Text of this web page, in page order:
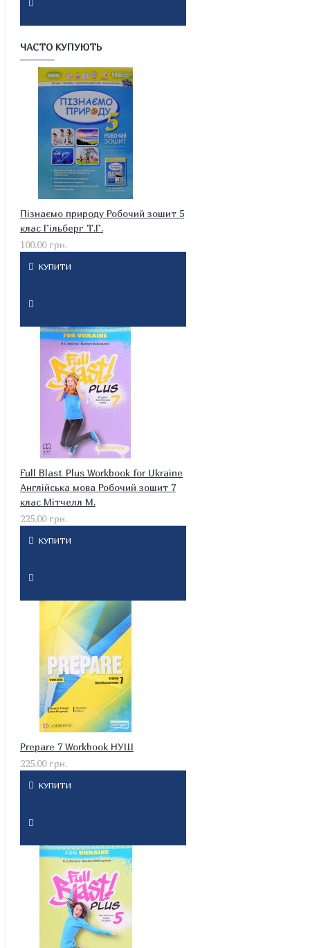
ЧАСТО КУПУЮТЬ
Пізнаємо природу Робочий зошит 5
клас Гільберг Т.Г.
100.00 грн.
КУПИТИ
Full Blast Plus Workbook for Ukraine
Англійська мова Робочий зошит 7
клас Мітчелл М.
225.00 грн.
КУПИТИ
Prepare 7 Workbook НУШ
225.00 грн.
КУПИТИ